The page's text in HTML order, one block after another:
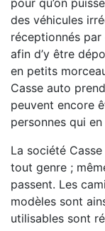
pour qu’on
des véhicules
réceptionnés
afin d’y être
en petits
Casse auto
peuvent encore
personnes qui
La société
tout genre ;
passent. Les
modèles sont
utilisables sont